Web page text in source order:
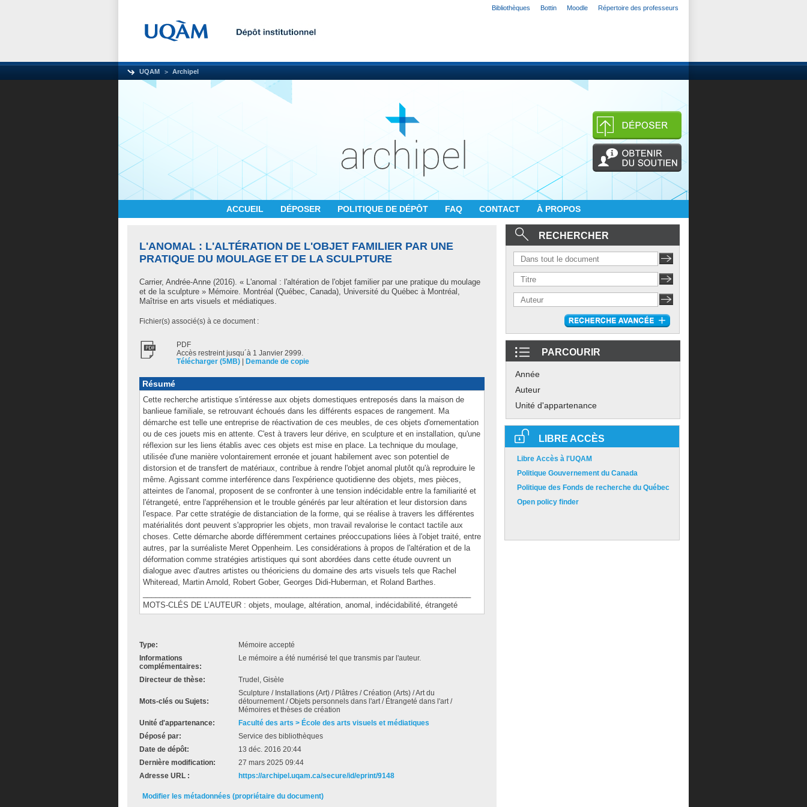
Bibliothèques Bottin Moodle Répertoire des professeurs
UQAM Archipel
ACCUEIL DÉPOSER POLITIQUE DE DÉPÔT FAQ CONTACT À PROPOS
L'ANOMAL : L'ALTÉRATION DE L'OBJET FAMILIER PAR UNE
PRATIQUE DU MOULAGE ET DE LA SCULPTURE
Carrier, Andrée-Anne (2016). « L'anomal : l'altération de l'objet familier par une pratique du moulage
et de la sculpture » Mémoire. Montréal (Québec, Canada), Université du Québec à Montréal,
Maîtrise en arts visuels et médiatiques.
Fichier(s) associé(s) à ce document :
PDF
Accès restreint jusqu´à 1 Janvier 2999.
Télécharger (5MB)
Demande de copie
Résumé
Cette recherche artistique s'intéresse aux objets domestiques entreposés dans la maison de
banlieue familiale, se retrouvant échoués dans les différents espaces de rangement. Ma
démarche est telle une entreprise de réactivation de ces meubles, de ces objets d'ornementation
ou de ces jouets mis en attente. C'est à travers leur dérive, en sculpture et en installation, qu'une
réflexion sur les liens établis avec ces objets est mise en place. La technique du moulage,
utilisée d'une manière volontairement erronée et jouant habilement avec son potentiel de
distorsion et de transfert de matériaux, contribue à rendre l'objet anomal plutôt qu'à reproduire le
même. Agissant comme interférence dans l'expérience quotidienne des objets, mes pièces,
atteintes de l'anomal, proposent de se confronter à une tension indécidable entre la familiarité et
l'étrangeté, entre l'appréhension et le trouble générés par leur altération et leur distorsion dans
l'espace. Par cette stratégie de distanciation de la forme, qui se réalise à travers les différentes
matérialités dont peuvent s'approprier les objets, mon travail revalorise le contact tactile aux
choses. Cette démarche aborde différemment certaines préoccupations liées à l'objet traité, entre
autres, par la surréaliste Meret Oppenheim. Les considérations à propos de l'altération et de la
déformation comme stratégies artistiques qui sont abordées dans cette étude ouvrent un
dialogue avec d'autres artistes ou théoriciens du domaine des arts visuels tels que Rachel
Whiteread, Martin Arnold, Robert Gober, Georges Didi-Huberman, et Roland Barthes.
MOTS-CLÉS DE L’AUTEUR : objets, moulage, altération, anomal, indécidabilité, étrangeté
Type:
Mémoire accepté
Informations
complémentaires:
Le mémoire a été numérisé tel que transmis par l'auteur.
Directeur de thèse: Trudel, Gisèle
Mots-clés ou Sujets:
Sculpture / Installations (Art) / Plâtres / Création (Arts) / Art du
détournement / Objets personnels dans l'art / Étrangeté dans l'art /
Mémoires et thèses de création
Unité d'appartenance:
Faculté des arts > École des arts visuels et médiatiques
Déposé par:
Service des bibliothèques
Date de dépôt:
13 déc. 2016 20:44
Dernière modification:
27 mars 2025 09:44
Adresse URL :
https://archipel.uqam.ca/secure/id/eprint/9148
Modifier les métadonnées (propriétaire du document)
RECHERCHER
PARCOURIR
Année
Auteur
Unité d'appartenance
LIBRE ACCÈS
Libre Accès à l'UQAM
Politique Gouvernement du Canada
Politique des Fonds de recherche du Québec
Open policy finder